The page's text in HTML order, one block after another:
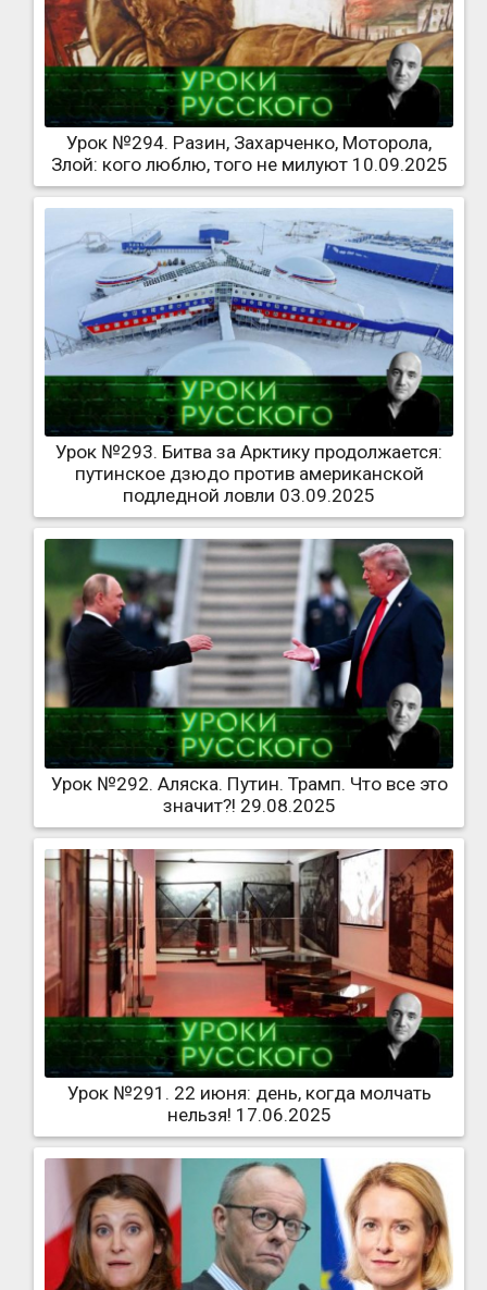
Урок №294. Разин, Захарченко, Моторола,
Злой: кого люблю, того не милуют 10.09.2025
Урок №293. Битва за Арктику продолжается:
путинское дзюдо против американской
подледной ловли 03.09.2025
Урок №292. Аляска. Путин. Трамп. Что все это
значит?! 29.08.2025
Урок №291. 22 июня: день, когда молчать
нельзя! 17.06.2025